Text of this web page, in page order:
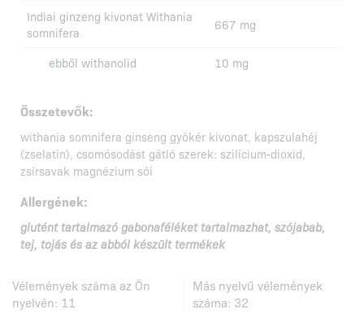
Indiai ginzeng kivonat Withania
somnifera
667 mg
ebből withanolid 10 mg
Összetevők:
withania somnifera ginseng gyökér kivonat, kapszulahéj
(zselatin), csomósodást gátló szerek: szilícium-dioxid,
zsírsavak magnézium sói
Allergének:
glutént tartalmazó gabonaféléket tartalmazhat, szójabab,
tej, tojás és az abból készült termékek
Vélemények száma az Ön
nyelvén: 11
Más nyelvű vélemények
száma: 32